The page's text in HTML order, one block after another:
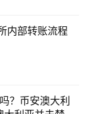
内部转账流程
？币安澳大利